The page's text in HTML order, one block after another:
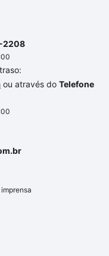
2208
ou através do Telefone